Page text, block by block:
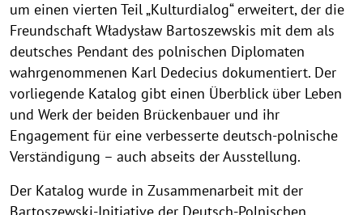
um einen vierten Teil „Kulturdialog“ erweitert, der die
Freundschaft Władysław Bartoszewskis mit dem als
deutsches Pendant des polnischen Diplomaten
wahrgenommenen Karl Dedecius dokumentiert. Der
vorliegende Katalog gibt einen Überblick über Leben
und Werk der beiden Brückenbauer und ihr
Engagement für eine verbesserte deutsch-polnische
Verständigung – auch abseits der Ausstellung.
Der Katalog wurde in Zusammenarbeit mit der